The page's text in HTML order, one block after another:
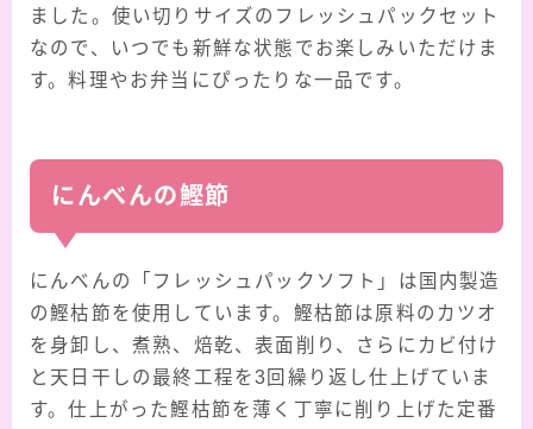
ました。使い切りサイズのフレッシュパックセット
なので、いつでも新鮮な状態でお楽しみいただけま
す。料理やお弁当にぴったりな一品です。
にんべんの鰹節
にんべんの「フレッシュパックソフト」は国内製造
の鰹枯節を使用しています。鰹枯節は原料のカツオ
を身卸し、煮熟、焙乾、表面削り、さらにカビ付け
と天日干しの最終工程を3回繰り返し仕上げていま
す。仕上がった鰹枯節を薄く丁寧に削り上げた定番